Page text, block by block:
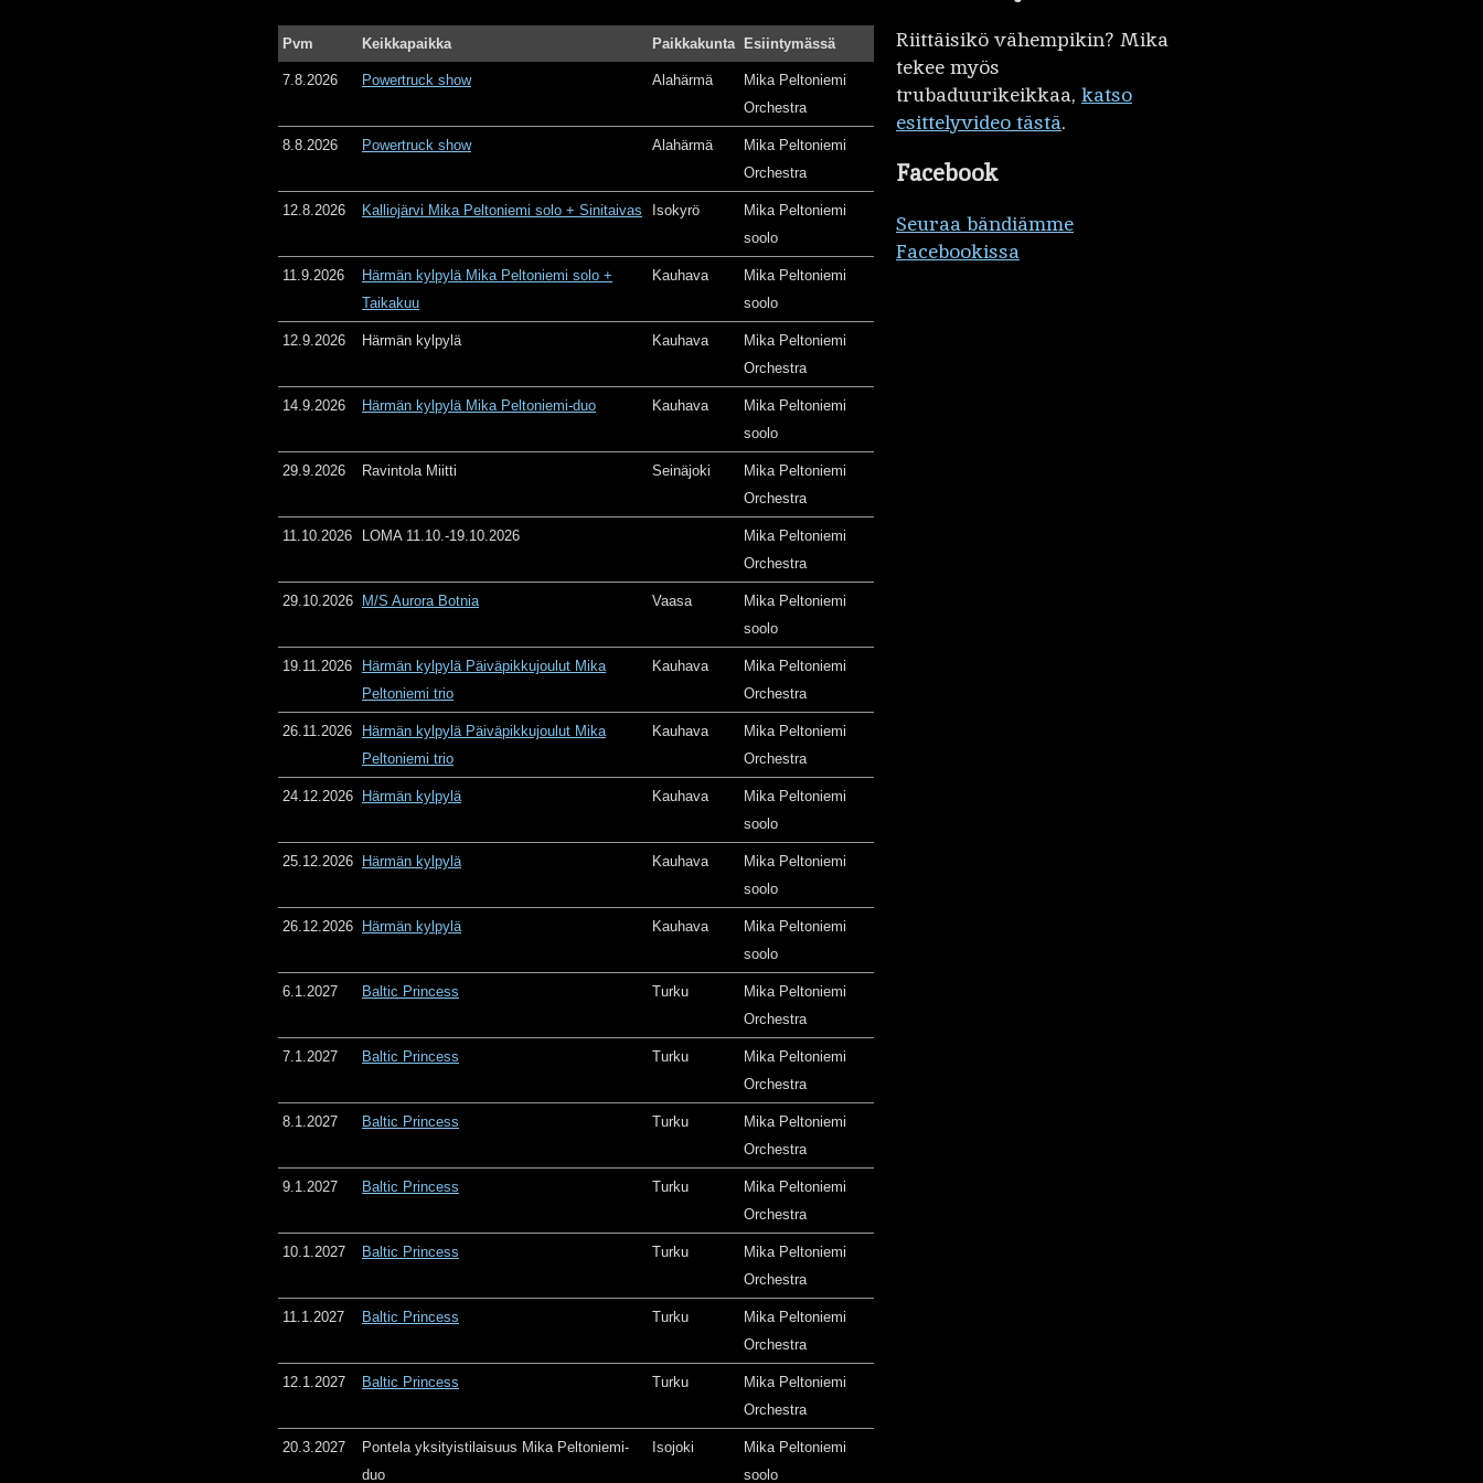
Pvm Keikkapaikka Paikkakunta Esiintymässä
7.8.2026 Powertruck show Alahärmä
Mika Peltoniemi
Orchestra
8.8.2026 Powertruck show Alahärmä
Mika Peltoniemi
Orchestra
12.8.2026 Kalliojärvi Mika Peltoniemi solo + Sinitaivas Isokyrö
Mika Peltoniemi
soolo
11.9.2026
Härmän kylpylä Mika Peltoniemi solo +
Taikakuu
Kauhava
Mika Peltoniemi
soolo
12.9.2026 Härmän kylpylä Kauhava
Mika Peltoniemi
Orchestra
14.9.2026 Härmän kylpylä Mika Peltoniemi-duo Kauhava
Mika Peltoniemi
soolo
29.9.2026 Ravintola Miitti Seinäjoki
Mika Peltoniemi
Orchestra
11.10.2026 LOMA 11.10.-19.10.2026
Mika Peltoniemi
Orchestra
29.10.2026 M/S Aurora Botnia Vaasa
Mika Peltoniemi
soolo
19.11.2026
Härmän kylpylä Päiväpikkujoulut Mika
Peltoniemi trio
Kauhava
Mika Peltoniemi
Orchestra
26.11.2026
Härmän kylpylä Päiväpikkujoulut Mika
Peltoniemi trio
Kauhava
Mika Peltoniemi
Orchestra
24.12.2026 Härmän kylpylä Kauhava
Mika Peltoniemi
soolo
25.12.2026 Härmän kylpylä Kauhava
Mika Peltoniemi
soolo
26.12.2026 Härmän kylpylä Kauhava
Mika Peltoniemi
soolo
6.1.2027 Baltic Princess Turku
Mika Peltoniemi
Orchestra
7.1.2027 Baltic Princess Turku
Mika Peltoniemi
Orchestra
8.1.2027 Baltic Princess Turku
Mika Peltoniemi
Orchestra
9.1.2027 Baltic Princess Turku
Mika Peltoniemi
Orchestra
10.1.2027 Baltic Princess Turku
Mika Peltoniemi
Orchestra
11.1.2027 Baltic Princess Turku
Mika Peltoniemi
Orchestra
12.1.2027 Baltic Princess Turku
Mika Peltoniemi
Orchestra
20.3.2027
Pontela yksityistilaisuus Mika Peltoniemi-
duo
Isojoki
Mika Peltoniemi
soolo
Riittäisikö vähempikin? Mika
tekee myös
trubaduurikeikkaa, katso
esittelyvideo tästä.
Facebook
Seuraa bändiämme
Facebookissa